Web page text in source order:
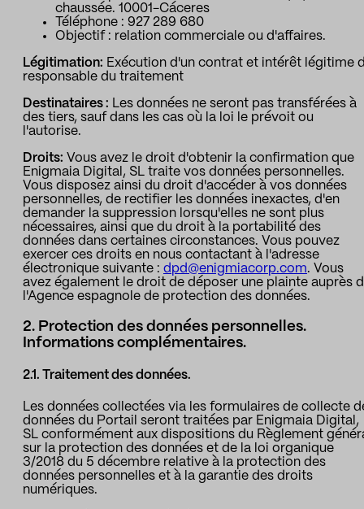
Le sport
Sport et talent
Médias et reportages
institutions publiques
chaussée. 10001-Cáceres
Téléphone : 927 289 680
Objectif : relation commerciale ou d'affaires.
Légitimation: Exécution d'un contrat et intérêt légitime
responsable du traitement
Destinataires : Les données ne seront pas transférées à
des tiers, sauf dans les cas où la loi le prévoit ou
l'autorise.
Droits: Vous avez le droit d'obtenir la confirmation que
Enigmaia Digital, SL traite vos données personnelles.
Vous disposez ainsi du droit d'accéder à vos données
personnelles, de rectifier les données inexactes, d'en
demander la suppression lorsqu'elles ne sont plus
nécessaires, ainsi que du droit à la portabilité des
données dans certaines circonstances. Vous pouvez
exercer ces droits en nous contactant à l'adresse
électronique suivante : dpd@enigmiacorp.com. Vous
avez également le droit de déposer une plainte auprès
l'Agence espagnole de protection des données.
2. Protection des données personnelles.
Informations complémentaires.
2.1. Traitement des données.
Les données collectées via les formulaires de collecte
données du Portail seront traitées par Enigmaia Digital,
SL conformément aux dispositions du Règlement
sur la protection des données et de la loi organique
3/2018 du 5 décembre relative à la protection des
données personnelles et à la garantie des droits
numériques.